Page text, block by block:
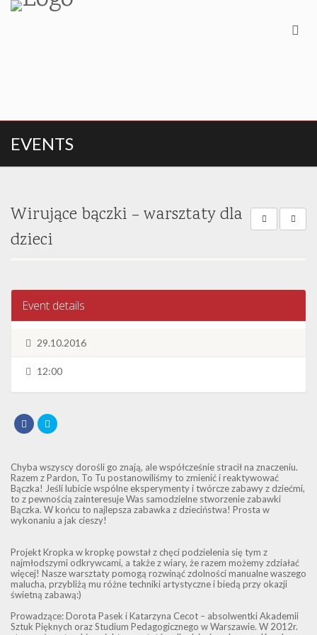
EVENTS
Wirujące bączki – warsztaty dla
dzieci
Event details
29.10.2016
12:00
Chyba wszyscy dorośli go znają, ale współcześnie stracił na znaczeniu.
Razem z Pardon, To Tu postanowiliśmy to zmienić i reaktywować
Bączka! Jeśli lubicie wspólne eksperymenty i twórcze zabawy z dziećmi,
to z pewnością zainteresuje Was samodzielne stworzenie zabawki
Bączka. W końcu to najlepsza zabawka z dzieciństwa! Prosta w
wykonaniu a jak cieszy!
Projekt Kropka w kropkę powstał z chęci podzielenia się tym z
najmłodszymi odkrywcami, a także z wiary, że razem możemy zdziałać
więcej! Nasze warsztaty pomogą rozwinąć zdolności manualne waszego
malucha, przybliżą mu różne techniki artystyczne i biedą przy okazji
świetną zabawą:)
Prowadzące: Dorota Pasek i Katarzyna Cecot – absolwentki Akademii
Sztuk Pięknych oraz Studium Pedagogicznego w Warszawie. W 2012r.